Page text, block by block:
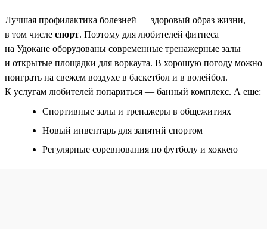
Лучшая профилактика болезней — здоровый образ жизни,
в том числе спорт. Поэтому для любителей фитнеса
на Удокане оборудованы современные тренажерные залы
и открытые площадки для воркаута. В хорошую погоду можно
поиграть на свежем воздухе в баскетбол и в волейбол.
К услугам любителей попариться — банный комплекс. А еще:
Спортивные залы и тренажеры в общежитиях
Новый инвентарь для занятий спортом
Регулярные соревнования по футболу и хоккею